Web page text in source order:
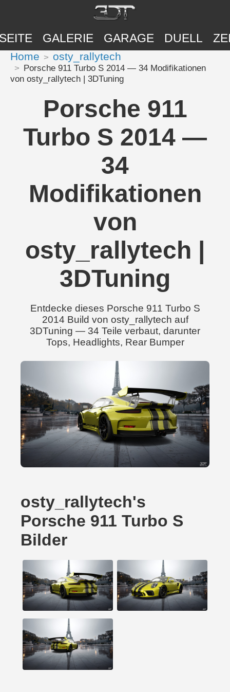
GALERIE GARAGE DUELL
Home osty_rallytech
Porsche 911 Turbo S 2014 — 34 Modifikationen
von osty_rallytech | 3DTuning
Porsche 911
Turbo S 2014 —
34
Modifikationen
von
osty_rallytech |
3DTuning
Entdecke dieses Porsche 911 Turbo S
2014 Build von osty_rallytech auf
3DTuning — 34 Teile verbaut, darunter
Tops, Headlights, Rear Bumper
osty_rallytech's
Porsche 911 Turbo S
Bilder